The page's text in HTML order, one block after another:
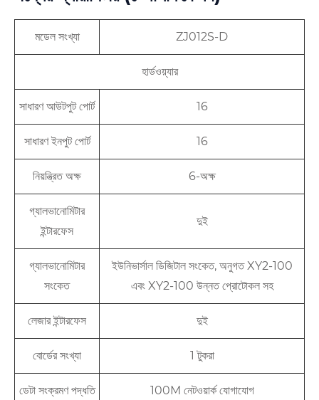
মডেল সংখ্যা ZJ012S-D
হার্ডওয়্যার
সাধারণ আউটপুট পোর্ট 16
সাধারণ ইনপুট পোর্ট 16
নিয়ন্ত্রিত অক্ষ 6-অক্ষ
গ্যালভানোমিটার
ইন্টারফেস
দুই
গ্যালভানোমিটার
সংকেত
ইউনিভার্সাল ডিজিটাল সংকেত, অনুগত XY2-100
এবং XY2-100 উন্নত প্রোটোকল সহ
লেজার ইন্টারফেস দুই
বোর্ডের সংখ্যা 1 টুকরা
ডেটা সংক্রমণ পদ্ধতি 100M নেটওয়ার্ক যোগাযোগ